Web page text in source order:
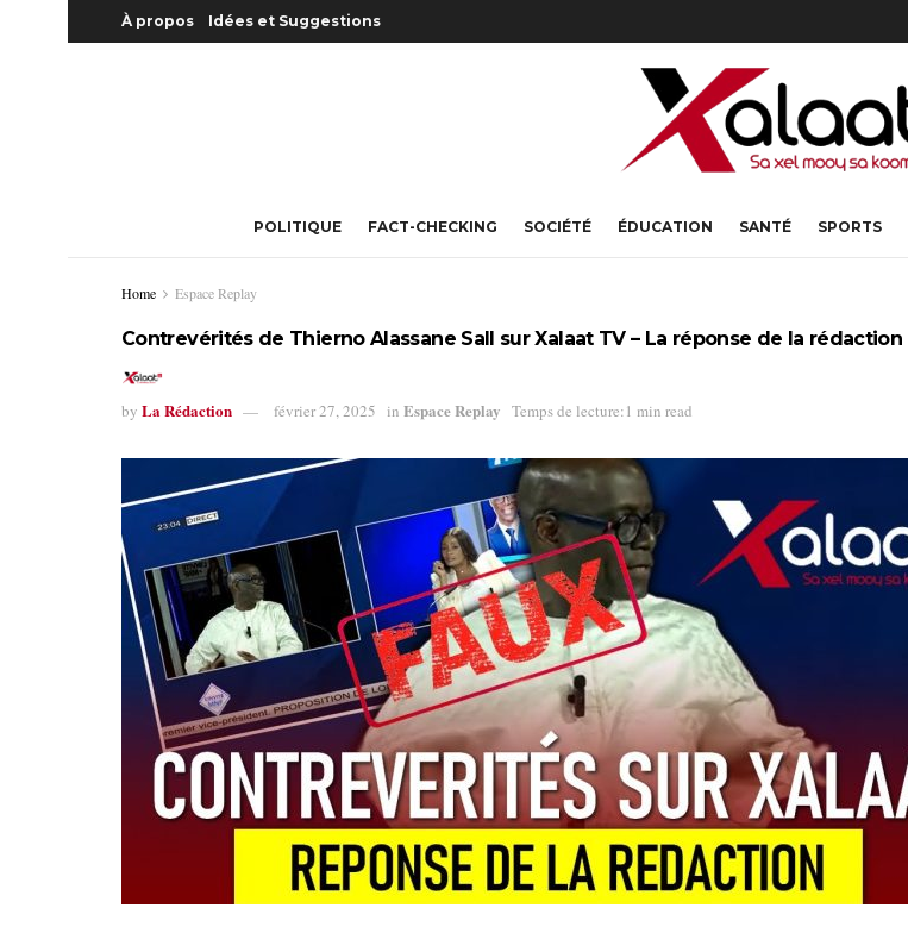
À propos Idées et Suggestions
POLITIQUE FACT-CHECKING SOCIÉTÉ ÉDUCATION SANTÉ SPORTS
Home Espace Replay
Contrevérités de Thierno Alassane Sall sur Xalaat TV – La réponse de la rédaction
by La Rédaction février 27, 2025 in Espace Replay Temps de lecture:1 min read